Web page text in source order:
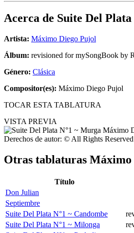
Acerca de Suite Del
Artista: Máximo Diego Pujol
Álbum: revisioned for mySongBook by
Género: Clásica
Compositor(es): Máximo Diego Pujol
TOCAR ESTA TABLATURA
VISTA PREVIA
Derechos de autor: © All Rights
Otras tablaturas Máximo
Título
Don Julian
Septiembre
Suite Del Plata N°1 ~ Candombe
Suite Del Plata N°1 ~ Milonga